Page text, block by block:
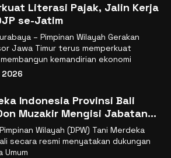
Literasi Pajak, Jalin Kerja
se-Jatim
– Pimpinan Wilayah Gerakan
Jawa Timur terus memperkuat
kemandirian ekonomi
Indonesia Provinsi Bali
Muzakir Mengisi Jabatan
RI
Wilayah (DPW) Tani Merdeka
secara resmi menyatakan dukungan
Umum